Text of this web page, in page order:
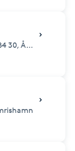
30, Åkersberga